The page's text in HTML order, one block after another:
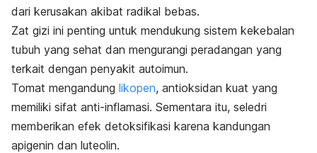
dari kerusakan akibat radikal bebas.
Zat gizi ini penting untuk mendukung sistem kekebalan
tubuh yang sehat dan mengurangi peradangan yang
terkait dengan penyakit autoimun.
Tomat mengandung likopen, antioksidan kuat yang
memiliki sifat anti-inflamasi. Sementara itu, seledri
memberikan efek detoksifikasi karena kandungan
apigenin dan luteolin.